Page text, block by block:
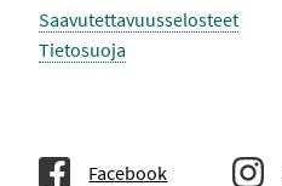
Saavutettavuusselosteet
Tietosuoja
Facebook